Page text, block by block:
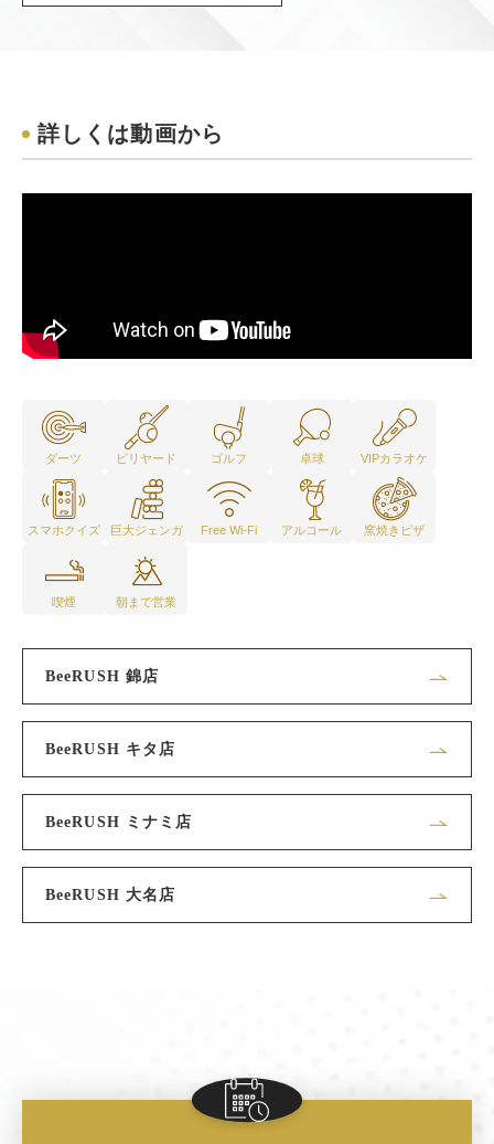
詳しくは動画から
ダーツ ビリヤード ゴルフ 卓球 VIPカラオケ
スマホクイズ 巨大ジェンガ Free Wi-Fi アルコール 窯焼きピザ
喫煙 朝まで営業
BeeRUSH 錦店
BeeRUSH キタ店
BeeRUSH ミナミ店
BeeRUSH 大名店